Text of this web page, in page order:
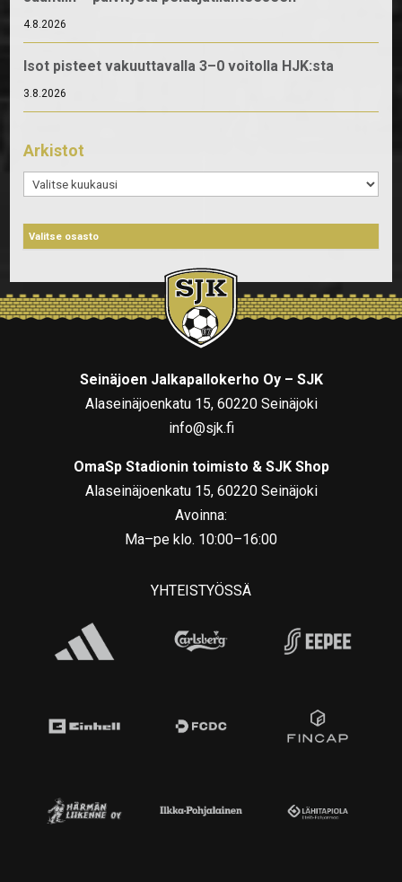
4.8.2026
Isot pisteet vakuuttavalla 3–0 voitolla HJK:sta
3.8.2026
Arkistot
Arkistot
Seinäjoen Jalkapallokerho Oy – SJK
Alaseinäjoenkatu 15, 60220 Seinäjoki
info@sjk.fi
OmaSp Stadionin toimisto & SJK Shop
Alaseinäjoenkatu 15, 60220 Seinäjoki
Avoinna:
Ma–pe klo. 10:00–16:00
YHTEISTYÖSSÄ